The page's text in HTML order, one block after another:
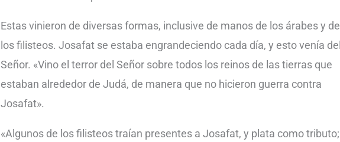
Estas vinieron de diversas formas, inclusive de manos de los árabes y de
los filisteos. Josafat se estaba engrandeciendo cada día, y esto venía del
Señor. «Vino el terror del Señor sobre todos los reinos de las tierras que
estaban alrededor de Judá, de manera que no hicieron guerra contra
Josafat».
«Algunos de los filisteos traían presentes a Josafat, y plata como tributo;